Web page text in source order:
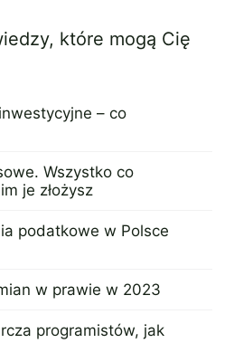
które mogą Cię
– co
Wszystko co
je złożysz
podatkowe w Polsce
w prawie w 2023
programistów, jak